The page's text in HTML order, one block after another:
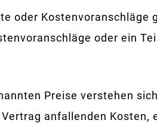
oder
oder ein
Preise verstehen
anfallenden